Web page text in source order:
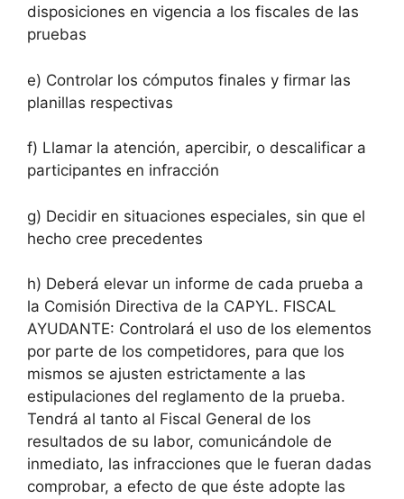
disposiciones en vigencia a los fiscales de las
pruebas
e) Controlar los cómputos finales y firmar las
planillas respectivas
f) Llamar la atención, apercibir, o descalificar a
participantes en infracción
g) Decidir en situaciones especiales, sin que el
hecho cree precedentes
h) Deberá elevar un informe de cada prueba a
la Comisión Directiva de la CAPYL. FISCAL
AYUDANTE: Controlará el uso de los elementos
por parte de los competidores, para que los
mismos se ajusten estrictamente a las
estipulaciones del reglamento de la prueba.
Tendrá al tanto al Fiscal General de los
resultados de su labor, comunicándole de
inmediato, las infracciones que le fueran dadas
comprobar, a efecto de que éste adopte las